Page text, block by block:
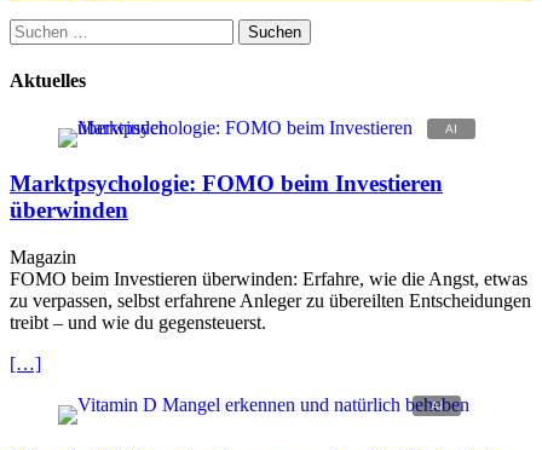
Suchen
nach:
Aktuelles
Marktpsychologie: FOMO beim Investieren
überwinden
Magazin
FOMO beim Investieren überwinden: Erfahre, wie die Angst, etwas
zu verpassen, selbst erfahrene Anleger zu übereilten Entscheidungen
treibt – und wie du gegensteuerst.
[…]